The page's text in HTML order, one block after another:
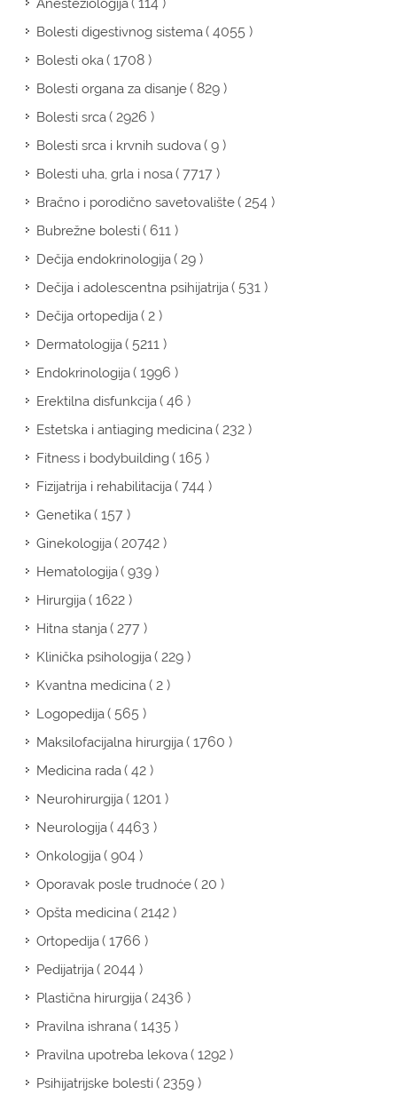
Anesteziologija
Bolesti digestivnog sistema( 4055 )
Bolesti oka( 1708 )
Bolesti organa za disanje( 829 )
Bolesti srca( 2926 )
Bolesti srca i krvnih sudova( 9 )
Bolesti uha, grla i nosa( 7717 )
Bračno i porodično savetovalište( 254 )
Bubrežne bolesti( 611 )
Dečija endokrinologija( 29 )
Dečija i adolescentna psihijatrija( 531 )
Dečija ortopedija( 2 )
Dermatologija( 5211 )
Endokrinologija( 1996 )
Erektilna disfunkcija( 46 )
Estetska i antiaging medicina( 232 )
Fitness i bodybuilding( 165 )
Fizijatrija i rehabilitacija( 744 )
Genetika( 157 )
Ginekologija( 20742 )
Hematologija( 939 )
Hirurgija( 1622 )
Hitna stanja( 277 )
Klinička psihologija( 229 )
Kvantna medicina( 2 )
Logopedija( 565 )
Maksilofacijalna hirurgija( 1760 )
Medicina rada( 42 )
Neurohirurgija( 1201 )
Neurologija( 4463 )
Onkologija( 904 )
Oporavak posle trudnoće( 20 )
Opšta medicina( 2142 )
Ortopedija( 1766 )
Pedijatrija( 2044 )
Plastična hirurgija( 2436 )
Pravilna ishrana( 1435 )
Pravilna upotreba lekova( 1292 )
Psihijatrijske bolesti( 2359 )